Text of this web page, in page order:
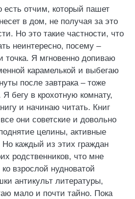
есть отчим, который пашет
в дом, не получая за это
Но это такие частности, что
неинтересно, посему –
точка. Я мгновенно допиваю
карамелькой и выбегаю
после завтрака – тоже
бегу в крохотную комнату,
и начинаю читать. Книг
они советские и довольно
целины, активные
Но каждый из этих граждан
родственников, что мне
взрослой нудноватой
антикульт литературы,
мало и почти тайно. Пока